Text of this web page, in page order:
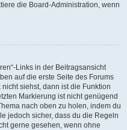
die Board-Administration, wenn
Links in der Beitragsansicht
auf die erste Seite des Forums
siehst, dann ist die Funktion
Markierung ist nicht genügend
nach oben zu holen, indem du
jedoch sicher, dass du die Regeln
gerne gesehen, wenn ohne